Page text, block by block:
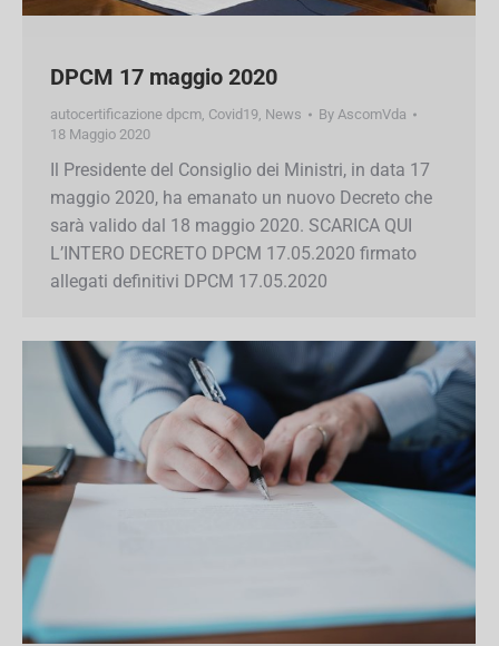
DPCM 17 maggio 2020
18 Maggio 2020
Il Presidente del Consiglio dei Ministri, in data 17
maggio 2020, ha emanato un nuovo Decreto
che sarà valido dal 18 maggio 2020. SCARICA
QUI L’INTERO DECRETO DPCM 17.05.2020